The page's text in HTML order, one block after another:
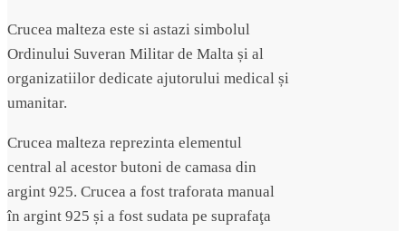
Crucea malteza este si astazi simbolul
Ordinului Suveran Militar de Malta și al
organizatiilor dedicate ajutorului medical și
umanitar.
Crucea malteza reprezinta elementul
central al acestor butoni de camasa din
argint 925. Crucea a fost traforata manual
în argint 925 și a fost sudata pe suprafaţa